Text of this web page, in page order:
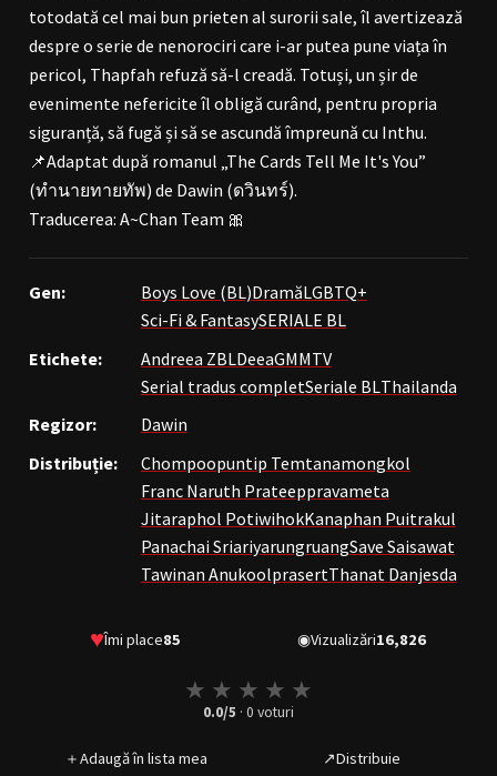
Contul meu Ieși
totodată cel mai bun prieten al surorii sale, îl avertizează
despre o serie de nenorociri care i-ar putea pune viața în
pericol, Thapfah refuză să-l creadă. Totuși, un șir de
evenimente nefericite îl obligă curând, pentru propria
siguranță, să fugă și să se ascundă împreună cu Inthu.
📌Adaptat după romanul „The Cards Tell Me It's You”
(ทำนายทายทัพ) de Dawin (ดวินทร์).
Traducerea: A~Chan Team 🎀
Gen: Boys Love (BL)DramăLGBTQ+
Sci-Fi & FantasySERIALE BL
Etichete:
Andreea ZBLDeeaGMMTV
Serial tradus completSeriale BLThailanda
Regizor:
Dawin
Distribuție:
Chompoopuntip Temtanamongkol
Franc Naruth Prateeppravameta
Jitaraphol PotiwihokKanaphan Puitrakul
Panachai SriariyarungruangSave Saisawat
Tawinan AnukoolprasertThanat Danjesda
♥Îmi place85
★ ★ ★ ★ ★
0.0/5 · 0 voturi
＋Adaugă în lista mea ↗Distribuie
◉Vizualizări16,826